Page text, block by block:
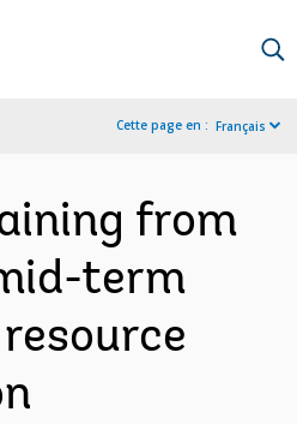
Cette page en : Français
from
term